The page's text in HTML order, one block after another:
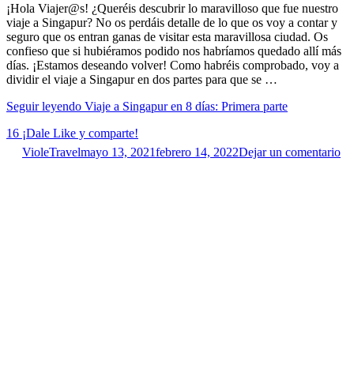
¡Hola Viajer@s! ¿Queréis descubrir lo maravilloso que fue nuestro
viaje a Singapur? No os perdáis detalle de lo que os voy a contar y
seguro que os entran ganas de visitar esta maravillosa ciudad. Os
confieso que si hubiéramos podido nos habríamos quedado allí más
días. ¡Estamos deseando volver! Como habréis comprobado, voy a
dividir el viaje a Singapur en dos partes para que se …
Seguir leyendo Viaje a Singapur en 8 días: Primera parte
16 ¡Dale Like y comparte!
VioleTravelmayo 13, 2021febrero 14, 2022Dejar un comentario